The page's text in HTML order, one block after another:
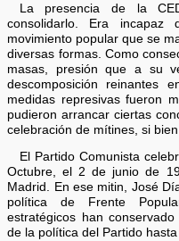
La presencia de la
consolidarlo. Era
movimiento popular que se
diversas formas. Como
masas, presión que a su
descomposición reinantes
medidas represivas fueron
pudieron arrancar ciertas
celebración de mítines, si
El Partido Comunista
Octubre, el 2 de junio de
Madrid. En ese mitin, José
política de Frente
estratégicos han
de la política del Partido